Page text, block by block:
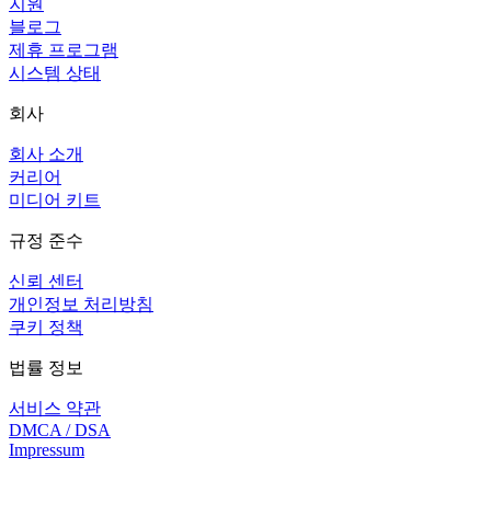
블로그
제휴 프로그램
시스템 상태
회사
회사 소개
커리어
미디어 키트
규정 준수
신뢰 센터
개인정보 처리방침
쿠키 정책
법률 정보
서비스 약관
DMCA / DSA
Impressum